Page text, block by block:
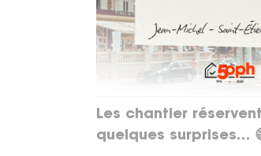
Les chantier
quelques surprises…